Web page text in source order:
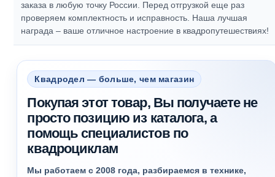
заказа в любую точку России. Перед отгрузкой еще раз
проверяем комплектность и исправность. Наша лучшая
награда – ваше отличное настроение в квадропутешествиях!
Квадродел — больше, чем магазин
Покупая этот товар, Вы получаете не
просто позицию из каталога, а
помощь специалистов по
квадроциклам
Мы работаем с 2008 года, разбираемся в технике,